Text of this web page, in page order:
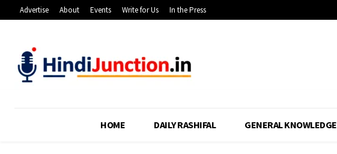
Advertise About Events Write for Us In the Press
HOME DAILY RASHIFAL GENERAL KNOWLEDGE